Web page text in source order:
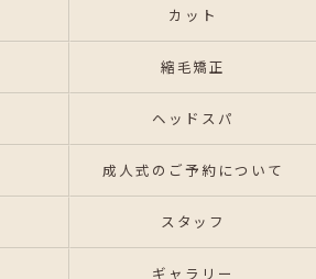
カット
縮毛矯正
ヘッドスパ
成人式のご予約について
スタッフ
ギャラリー